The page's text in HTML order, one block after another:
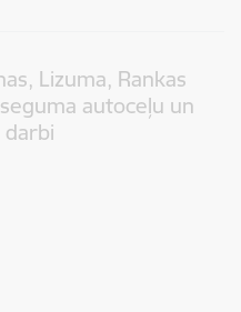
Lizuma, Rankas
autoceļu un
darbi